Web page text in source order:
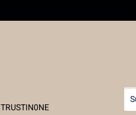
TRUSTIN0NE